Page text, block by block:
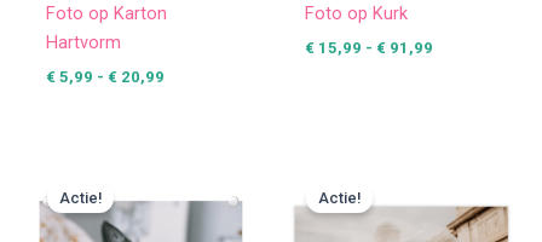
Foto op Karton
Hartvorm
€5,99 - €20,99
Foto op Kurk
€15,99 - €91,99
Actie!
tot
€ 349,99
Actie!
tot
€ 18,99